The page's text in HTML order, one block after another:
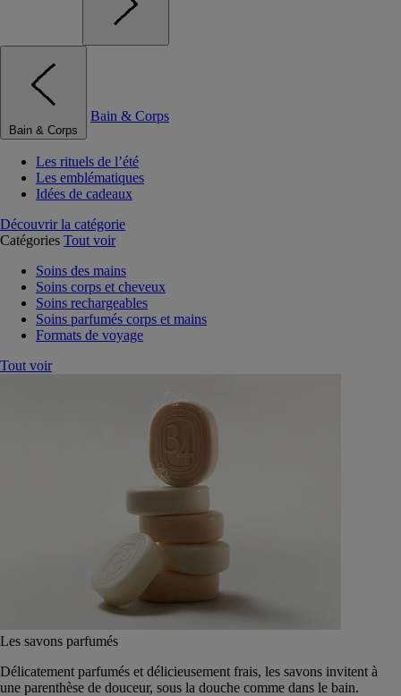
Bain & Corps
Bain & Corps
Les rituels de l’été
Les emblématiques
Idées de cadeaux
Découvrir la catégorie
Catégories Tout voir
Soins des mains
Soins corps et cheveux
Soins rechargeables
Soins parfumés corps et mains
Formats de voyage
Tout voir
Les savons parfumés
Délicatement parfumés et délicieusement frais, les savons invitent à
une parenthèse de douceur, sous la douche comme dans le bain.